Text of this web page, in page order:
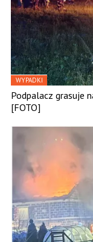
WYPADKI
Podpalacz grasuje
[FOTO]